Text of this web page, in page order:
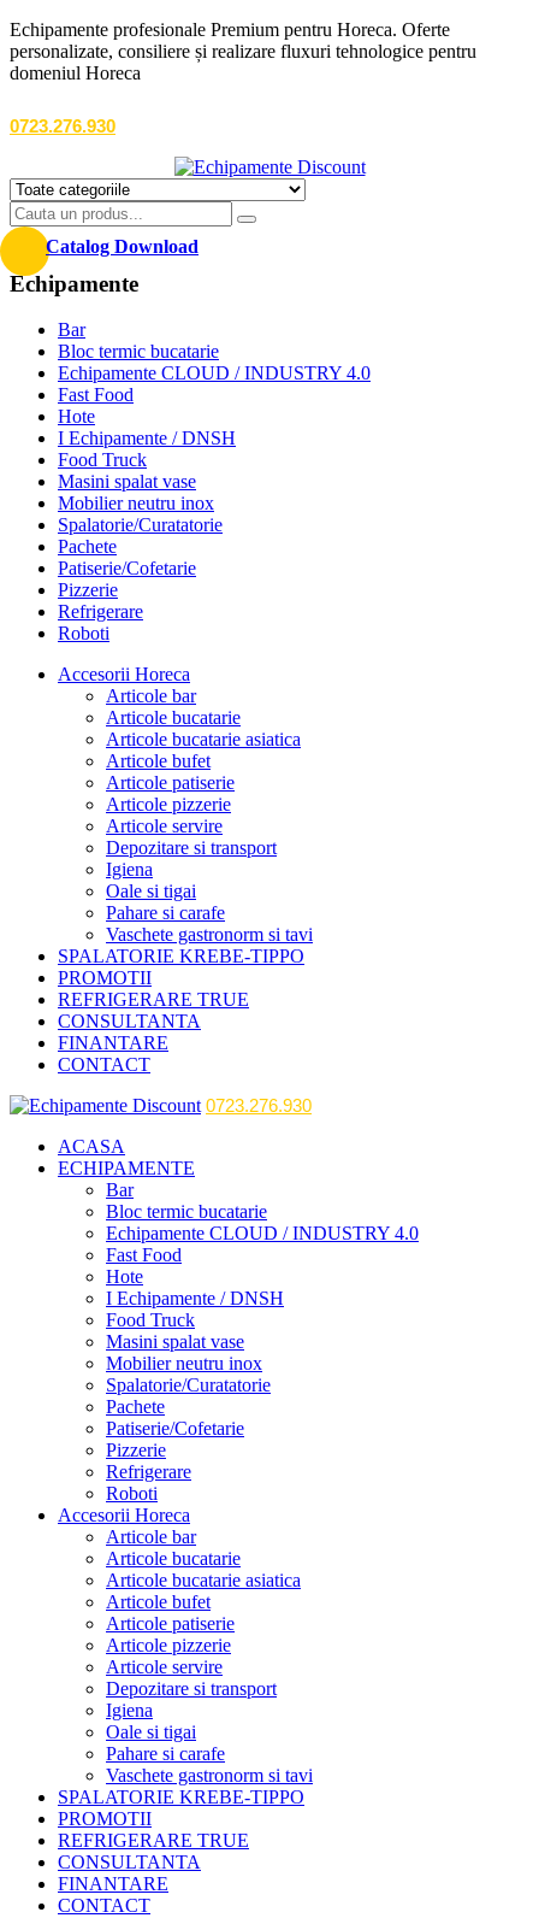
Echipamente profesionale Premium pentru Horeca. Oferte
personalizate, consiliere și realizare fluxuri tehnologice pentru
domeniul Horeca
0723.276.930
Catalog Download
Echipamente
Bar
Bloc termic bucatarie
Echipamente CLOUD / INDUSTRY 4.0
Fast Food
Hote
I Echipamente / DNSH
Food Truck
Masini spalat vase
Mobilier neutru inox
Spalatorie/Curatatorie
Pachete
Patiserie/Cofetarie
Pizzerie
Refrigerare
Roboti
Accesorii Horeca
Articole bar
Articole bucatarie
Articole bucatarie asiatica
Articole bufet
Articole patiserie
Articole pizzerie
Articole servire
Depozitare si transport
Igiena
Oale si tigai
Pahare si carafe
Vaschete gastronorm si tavi
SPALATORIE KREBE-TIPPO
PROMOTII
REFRIGERARE TRUE
CONSULTANTA
FINANTARE
CONTACT
0723.276.930
ACASA
ECHIPAMENTE
Bar
Bloc termic bucatarie
Echipamente CLOUD / INDUSTRY 4.0
Fast Food
Hote
I Echipamente / DNSH
Food Truck
Masini spalat vase
Mobilier neutru inox
Spalatorie/Curatatorie
Pachete
Patiserie/Cofetarie
Pizzerie
Refrigerare
Roboti
Accesorii Horeca
Articole bar
Articole bucatarie
Articole bucatarie asiatica
Articole bufet
Articole patiserie
Articole pizzerie
Articole servire
Depozitare si transport
Igiena
Oale si tigai
Pahare si carafe
Vaschete gastronorm si tavi
SPALATORIE KREBE-TIPPO
PROMOTII
REFRIGERARE TRUE
CONSULTANTA
FINANTARE
CONTACT